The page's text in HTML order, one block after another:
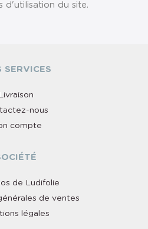
d'utilisation du site.
SERVICES
Livraison
nous
compte
de Ludifolie
de ventes
légales